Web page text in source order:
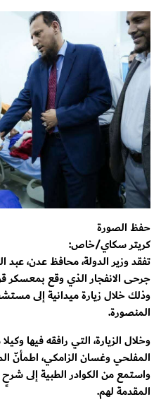
حفظ الصورة
كريتر سكاي/خاص:
تفقد وزير الدولة، محافظ عدن،
جرحى الانفجار الذي وقع بمعسكر
وذلك خلال زيارة ميدانية إلى
المنصورة.
وخلال الزيارة، التي رافقه فيها
المفلحي وغسان الزامكي، اطمأنّ
واستمع من الكوادر الطبية إلى
المقدمة لهم.